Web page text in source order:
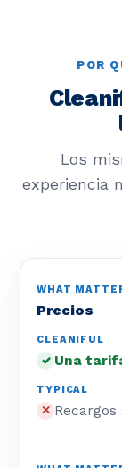
POR
Los
experiencia
Precios
✓ Una
✕